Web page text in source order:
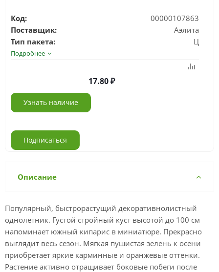
Код:
00000107863
Поставщик:
Аэлита
Тип пакета:
Ц
Подробнее
17.80
Узнать наличие
Подписаться
Описание
Популярный, быстрорастущий декоративнолистный
однолетник. Густой стройный куст высотой до 100 см
напоминает южный кипарис в миниатюре. Прекрасно
выглядит весь сезон. Мягкая пушистая зелень к осени
приобретает яркие карминные и оранжевые оттенки.
Растение активно отращивает боковые побеги после